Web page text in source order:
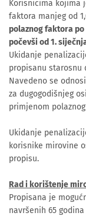
Korisnicima kojima
faktora manjeg od
polaznog faktora
počevši od 1.
Ukidanje
propisanu starosnu
Navedeno se
za dugogodišnjeg
primjenom
Ukidanje
korisnike mirovine
propisu.
Rad i korištenje
Propisana je
navršenih 65